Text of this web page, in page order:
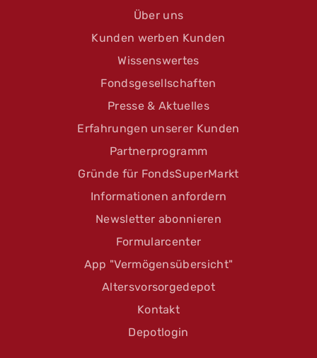
Über uns
Kunden werben Kunden
Wissenswertes
Fondsgesellschaften
Presse & Aktuelles
Erfahrungen unserer Kunden
Partnerprogramm
Gründe für FondsSuperMarkt
Informationen anfordern
Newsletter abonnieren
Formularcenter
App "Vermögensübersicht"
Altersvorsorgedepot
Kontakt
Depotlogin